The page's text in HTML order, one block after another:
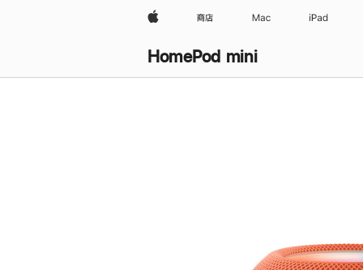
Apple 商店 Mac iPad
HomePod mini